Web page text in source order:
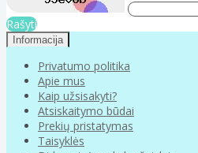
Rašyti
Informacija
Privatumo politika
Apie mus
Kaip užsisakyti?
Atsiskaitymo būdai
Prekių pristatymas
Taisyklės